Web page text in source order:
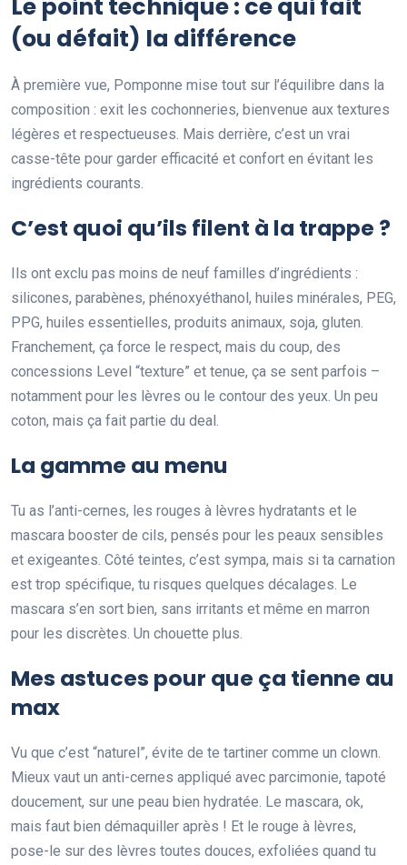
Le point technique : ce qui fait
(ou défait) la différence
À première vue, Pomponne mise tout sur l’équilibre dans la
composition : exit les cochonneries, bienvenue aux textures
légères et respectueuses. Mais derrière, c’est un vrai
casse-tête pour garder efficacité et confort en évitant les
ingrédients courants.
C’est quoi qu’ils filent à la trappe ?
Ils ont exclu pas moins de neuf familles d’ingrédients :
silicones, parabènes, phénoxyéthanol, huiles minérales, PEG,
PPG, huiles essentielles, produits animaux, soja, gluten.
Franchement, ça force le respect, mais du coup, des
concessions Level “texture” et tenue, ça se sent parfois –
notamment pour les lèvres ou le contour des yeux. Un peu
coton, mais ça fait partie du deal.
La gamme au menu
Tu as l’anti-cernes, les rouges à lèvres hydratants et le
mascara booster de cils, pensés pour les peaux sensibles
et exigeantes. Côté teintes, c’est sympa, mais si ta carnation
est trop spécifique, tu risques quelques décalages. Le
mascara s’en sort bien, sans irritants et même en marron
pour les discrètes. Un chouette plus.
Mes astuces pour que ça tienne au
max
Vu que c’est “naturel”, évite de te tartiner comme un clown.
Mieux vaut un anti-cernes appliqué avec parcimonie, tapoté
doucement, sur une peau bien hydratée. Le mascara, ok,
mais faut bien démaquiller après ! Et le rouge à lèvres,
pose-le sur des lèvres toutes douces, exfoliées quand tu